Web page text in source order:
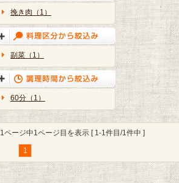
挽き肉（1）
副菜（1）
60分（1）
1ページ中1ページ目を表示 [ 1-1件目/1件中 ]
1